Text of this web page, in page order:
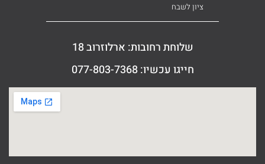
ציון לשבח
שלוחת רחובות: ארלוזרוב 18
חייגו עכשיו: 077-803-7368